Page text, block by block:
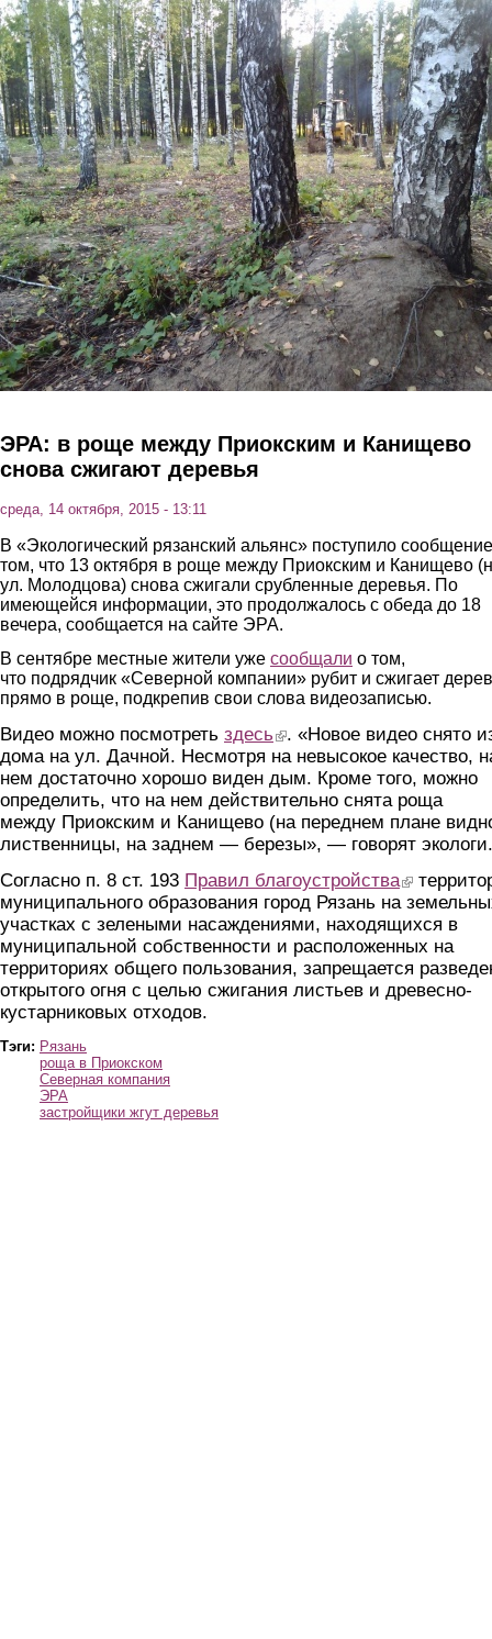
Перейти к основному содержанию
ЭРА: в роще между Приокским и Канищево
снова сжигают деревья
среда, 14 октября, 2015 - 13:11
В «Экологический рязанский альянс» поступило
том, что 13 октября в роще между Приокским и Канищево
ул. Молодцова) снова сжигали срубленные деревья. По
имеющейся информации, это продолжалось с обеда до 18
вечера, сообщается на сайте ЭРА.
В сентябре местные жители уже сообщали о том,
что подрядчик «Северной компании» рубит и сжигает
прямо в роще, подкрепив свои слова видеозаписью.
Видео можно посмотреть здесь (link is external)
. «Новое видео снято
дома на ул. Дачной. Несмотря на невысокое качество,
нем достаточно хорошо виден дым. Кроме того, можно
определить, что на нем действительно снята роща
между Приокским и Канищево (на переднем плане
лиственницы, на заднем — березы», — говорят экологи.
Согласно п. 8 ст. 193 Правил благоустройства(link is
муниципального образования город Рязань на
участках с зелеными насаждениями, находящихся в
муниципальной собственности и расположенных на
территориях общего пользования, запрещается
открытого огня с целью сжигания листьев и древесно-
кустарниковых отходов.
Тэги: Рязань
роща в Приокском
Северная компания
ЭРА
застройщики жгут деревья